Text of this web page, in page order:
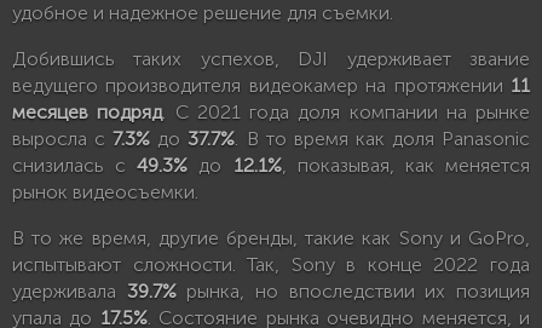
удобное и надежное решение для съемки.
Добившись таких успехов, DJI удерживает звание
ведущего производителя видеокамер на протяжении 11
месяцев подряд. С 2021 года доля компании на рынке
выросла с7.3% до 37.7%. В то время как доля Panasonic
снизилась с49.3% до 12.1%, показывая, как меняется
рынок видеосъемки.
В то же время, другие бренды, такие как Sony и GoPro,
испытывают сложности. Так, Sony в конце 2022 года
удерживала 39.7%рынка, но впоследствии их позиция
упала до 17.5%. Состояние рынка очевидно меняется, и